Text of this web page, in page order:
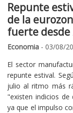
Repunte
de la
fuerte desde
Economia - 03/08/
El sector
repunte estival.
julio al ritmo más
"existen indicios
ya que el impulso